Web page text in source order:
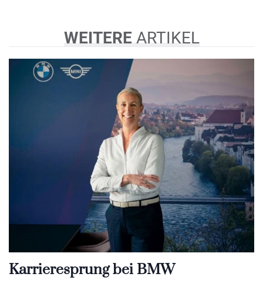
WEITEREARTIKEL
Karrieresprung bei BMW